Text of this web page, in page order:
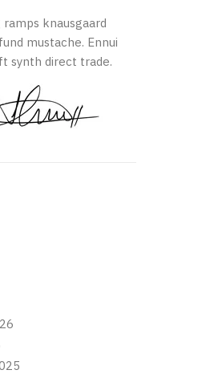
knausgaard
mustache. Ennui
synth direct trade.